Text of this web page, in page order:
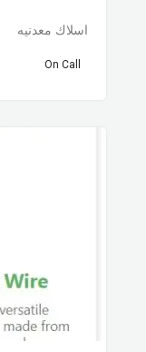
اسلاك معدنيه
On Call